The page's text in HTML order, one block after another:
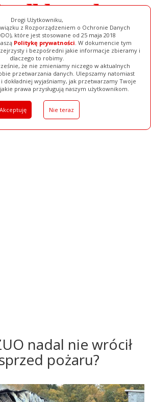
Drogi Użytkowniku,
z Rozporządzeniem o Ochronie Danych
które jest stosowane od 25 maja 2018
Politykę prywatności. W dokumencie tym
i bezpośredni jakie informacje zbieramy i
dlaczego to robimy.
że nie zmieniamy niczego w aktualnych
przetwarzania danych. Ulepszamy natomiast
dokładniej wyjaśniamy, jak przetwarzamy Twoje
prawa przysługują naszym użytkownikom.
Akceptuję Nie teraz
Galerie Baza Firm Pełna Wersja
nadal nie wrócił
pożaru?